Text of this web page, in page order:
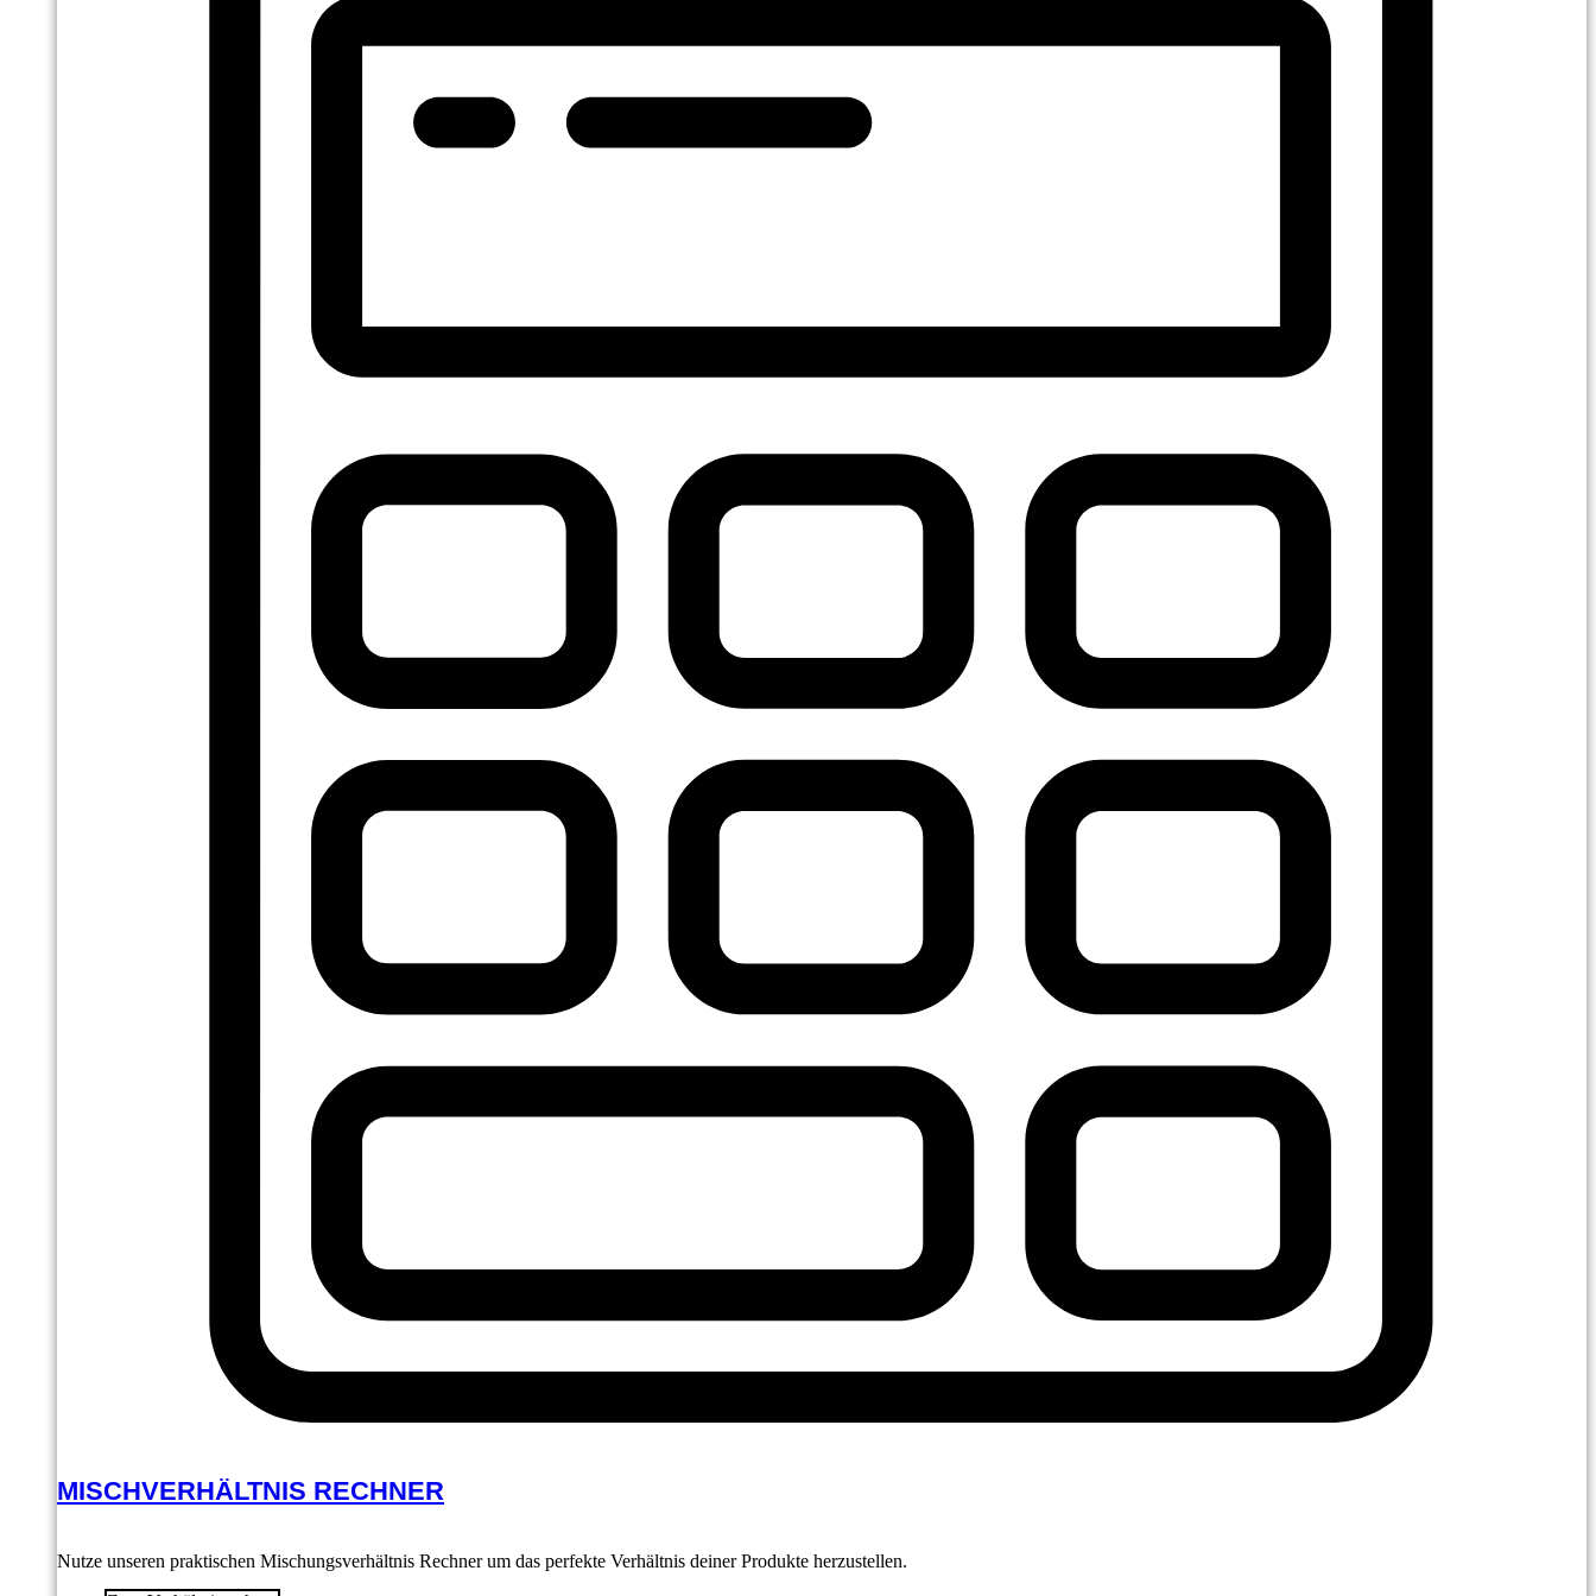
MISCHVERHÄLTNIS RECHNER
Nutze unseren praktischen Mischungsverhältnis Rechner um das perfekte Verhältnis deiner Produkte herzustellen.